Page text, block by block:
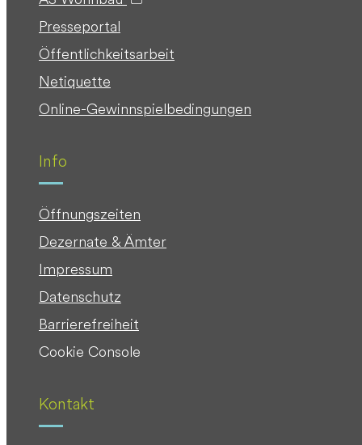
Presseportal
Öffentlichkeitsarbeit
Netiquette
Online-Gewinnspielbedingungen
Info
Öffnungszeiten
Dezernate & Ämter
Impressum
Datenschutz
Barrierefreiheit
Cookie Console
Kontakt